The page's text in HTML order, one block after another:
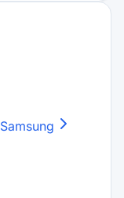
Samsung